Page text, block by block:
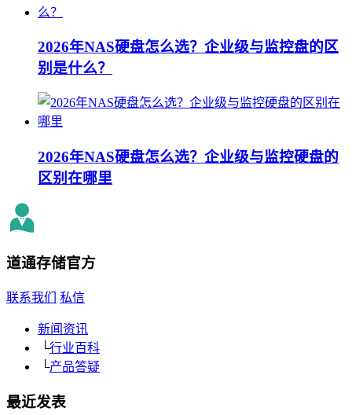
2026年NAS硬盘怎么选？企业级与监控盘的区
别是什么？
2026年NAS硬盘怎么选？企业级与监控硬盘的
区别在哪里
道通存储官方
联系我们 私信
新闻资讯
└行业百科
└产品答疑
最近发表